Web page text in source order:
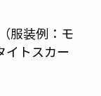
服装例：モ
イトスカー